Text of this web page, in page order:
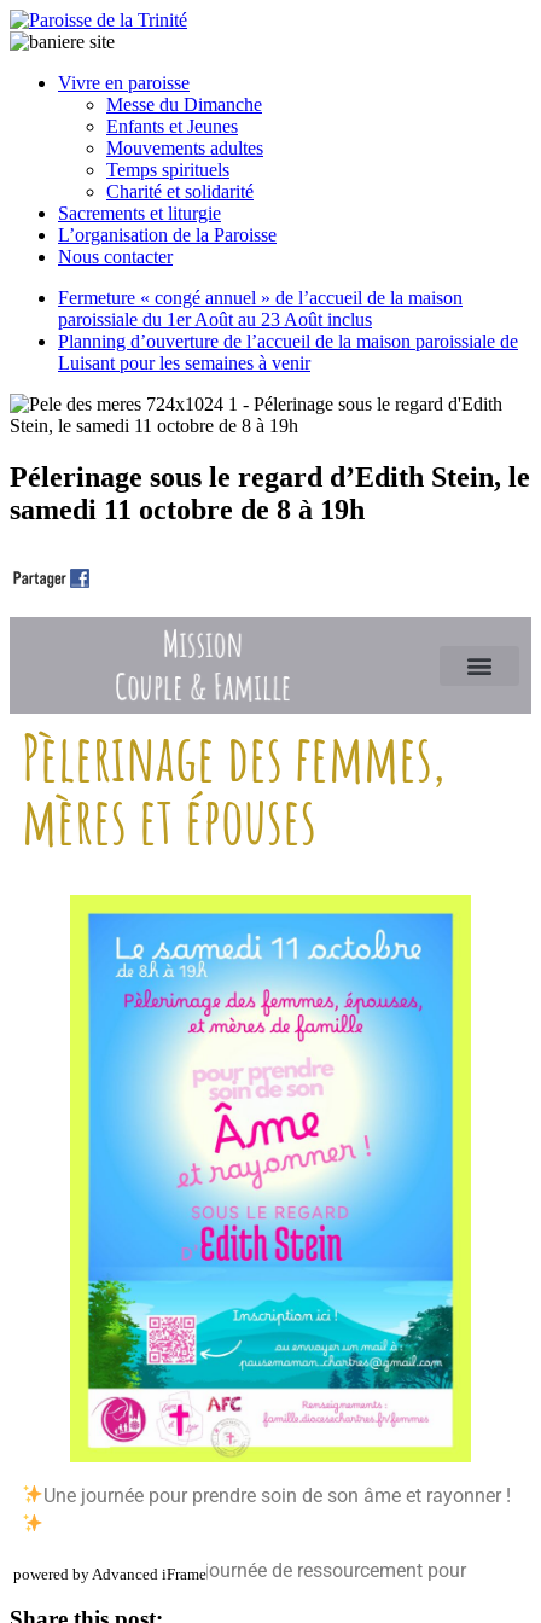
Vivre en paroisse
Messe du Dimanche
Enfants et Jeunes
Mouvements adultes
Temps spirituels
Charité et solidarité
Sacrements et liturgie
L’organisation de la Paroisse
Nous contacter
Fermeture « congé annuel » de l’accueil de la maison
paroissiale du 1er Août au 23 Août inclus
Planning d’ouverture de l’accueil de la maison paroissiale de
Luisant pour les semaines à venir
Pélerinage sous le regard d’Edith Stein, le
samedi 11 octobre de 8 à 19h
powered by Advanced iFrame